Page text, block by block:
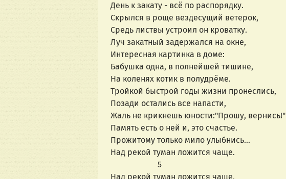
День к закату - всё по распорядку.
Скрылся в роще вездесущий ветерок,
Средь листвы устроил он кроватку.
Луч закатный задержался на окне,
Интересная картинка в доме:
Бабушка одна, в полнейшей тишине,
На коленях котик в полудрёме.
Тройкой быстрой годы жизни пронеслись,
Позади остались все напасти,
Жаль не крикнешь юности:"Прошу, вернись!"
Память есть о ней и, это счастье.
Прожитому только мило улыбнись...
Над рекой туман ложится чаще.
                       5
Над рекой туман ложится чаще,